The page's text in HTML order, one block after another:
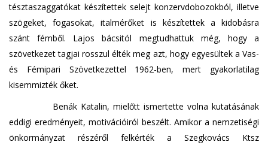
tésztaszaggatókat készítettek selejt konzervdobozokból, illetve
szögeket, fogasokat, italmérőket is készítettek a kidobásra
szánt fémből. Lajos bácsitól megtudhattuk még, hogy a
szövetkezet tagjai rosszul élték meg azt, hogy egyesültek a Vas-
és Fémipari Szövetkezettel 1962-ben, mert gyakorlatilag
kisemmizték őket.
Benák Katalin, mielőtt ismertette volna kutatásának
eddigi eredményeit, motivációiról beszélt. Amikor a nemzetiségi
önkormányzat részéről felkérték a Szegkovács Ktsz